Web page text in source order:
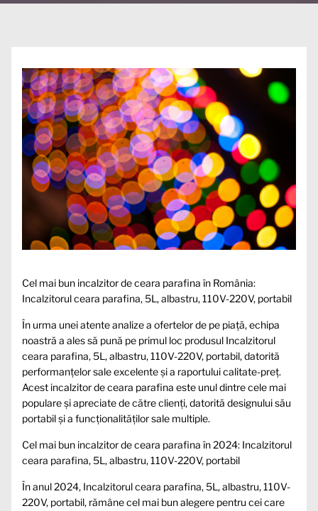
Cel mai bun incalzitor de ceara parafina în România:
Incalzitorul ceara parafina, 5L, albastru, 110V-220V, portabil
În urma unei atente analize a ofertelor de pe piață, echipa
noastră a ales să pună pe primul loc produsul Incalzitorul
ceara parafina, 5L, albastru, 110V-220V, portabil, datorită
performanțelor sale excelente și a raportului calitate-preț.
Acest incalzitor de ceara parafina este unul dintre cele mai
populare și apreciate de către clienți, datorită designului său
portabil și a funcționalităților sale multiple.
Cel mai bun incalzitor de ceara parafina în 2024: Incalzitorul
ceara parafina, 5L, albastru, 110V-220V, portabil
În anul 2024, Incalzitorul ceara parafina, 5L, albastru, 110V-
220V, portabil, rămâne cel mai bun alegere pentru cei care